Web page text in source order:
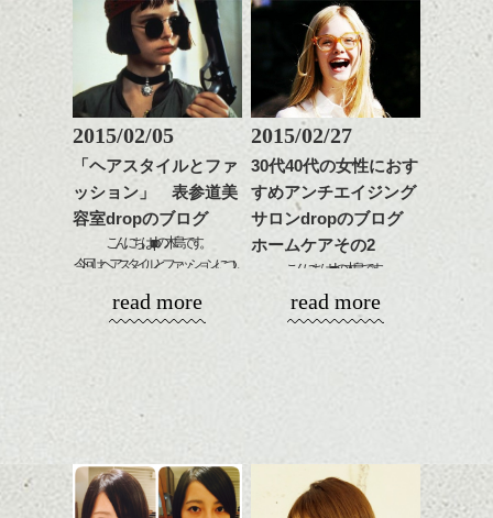
で柔らかさをプラスする
のも良いですね。
またクセ毛の方は質感調
整のストレートパーマで
髪質改善すると
おすすめです。
いつものスタイリングが
ドライした後オイルやワ
ックスをなじませるだけ
に。
これからのスタイルチェ
ンジの事、髪質に合った
お待ちしております。
シバタ
せます。
質感をかるくととのえな
がら耳かけアレンジする
のも良い感じです。
これからのスタイルチェ
ンジ、似合うカラーリン
グの事やお手入れ方法な
ど
是非なんでもご相談して
下さいね。
シバタ
ベージュ系等の肌を綺麗
に見せる効果のあるカラ
ーリングをプラスして透
明感を表現すると
って毎日のお手入れも簡
ワックスとオイル、バー
ム等の質感を調整しやす
いものを全体になじませ
ナチュラルなベージュカ
ラーで全体にツヤと透明
感をプラスして
質感も綺麗に見せやす
く。
をドライした後、
ワックスとオイルを混ぜ
ながらもみこみ、なじま
せます。
質感をかるくととのえな
がら耳かけアレンジする
のも良い感じです。
シバタ
2015/02/05
「ヘアスタイルとファ
ッション」 表参道美
容室dropのブログ
こんにちはdropの木島です。
今回はヘアスタイルとファッションについ
ブログを書く事になりました。
に急に意識し始めて当時はオシャレな美容
洋服屋も知らなかったので、自分で髪を切
って
キノコみたいになったり！
read more
2015/02/27
30代40代の女性におす
すめアンチエイジング
サロンdropのブログ
ホームケアその2
こんにちはdropの木島です。
今日は自宅で出来るアンチエイジングその2
シャンプー・トリートメントの正しい洗い
また、以外と多くの人がトリートメント
をしっかり流さずに髪に残す事です。
read more